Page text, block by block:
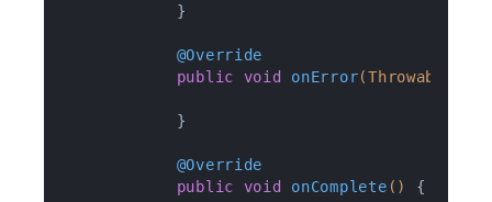
            }
@Override
public
void onError(Throwable e)
            }
@Override
public
void onComplete () {